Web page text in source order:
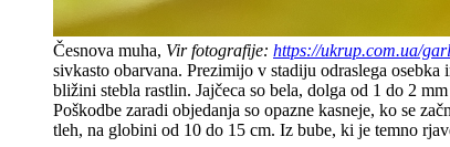
Česnova muha, Vir fotografije: https://ukrup.com.ua/
sivkasto obarvana. Prezimijo v stadiju odraslega
bližini stebla rastlin. Jajčeca so bela, dolga od 1 do 2
Poškodbe zaradi objedanja so opazne kasneje, ko se
tleh, na globini od 10 do 15 cm. Iz bube, ki je temno